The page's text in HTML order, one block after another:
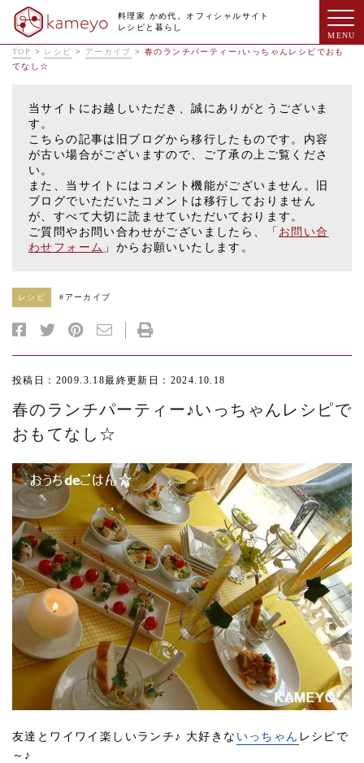
料理家 かめ代。オフィシャルサイト
レシピと暮らし
TOP > レシピ > アーカイブ >春のランチパーティー♪いっちゃんレシピでおも
てなし☆
当サイトにお越しいただき、誠にありがとうございま
す。
こちらの記事は旧ブログから移行したものです。内容
が古い場合がございますので、ご了承の上ご覧くださ
い。
また、当サイトにはコメント機能がございません。旧
ブログでいただいたコメントは移行しておりません
が、すべて大切に読ませていただいております。
ご質問やお問い合わせがございましたら、「 お問い合
わせフォーム 」からお願いいたします。
レシピ # アーカイブ
投稿日：2009.3.18最終更新日：2024.10.18
春のランチパーティー♪いっちゃんレシピで
おもてなし☆
友達とワイワイ楽しいランチ♪ 大好きな いっちゃん レシピで
～♪